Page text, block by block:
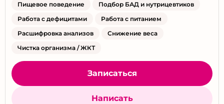
Пищевое поведение
Подбор БАД и нутрицевтиков
Работа с дефицитами
Работа с питанием
Расшифровка анализов
Снижение веса
Чистка организма / ЖКТ
Записаться
Написать